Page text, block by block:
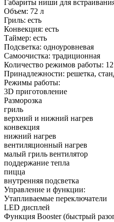
Габариты ниши для
Объем: 72 л
Гриль: есть
Конвекция: есть
Таймер: есть
Подсветка: одноуровневая
Самоочистка: традиционная
Количество режимов работы: 12
Принадлежности: решетка,
Режимы работы:
3D приготовление
Разморозка
гриль
верхний и нижний нагрев
конвекция
нижний нагрев
вентиляционный нагрев
малый гриль вентилятор
поддержание тепла
пицца
внутренняя подсветка
Управление и функции:
Утапливаемые переключатели
LED дисплей
Функция Booster (быстрый